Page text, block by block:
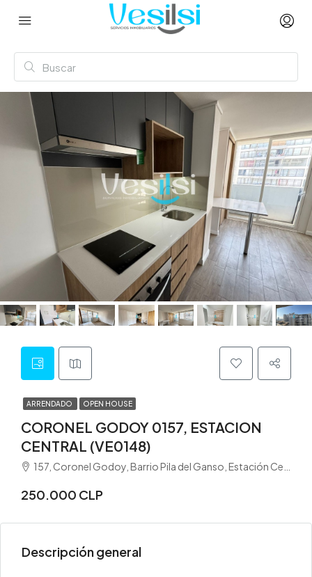
ARRENDADO OPEN HOUSE
CORONEL GODOY 0157, ESTACION
CENTRAL (VE0148)
157, Coronel Godoy, Barrio Pila del Ganso, Estación Central, Provincia de Santiago, Región Metropolitana de Santiago, 9160000, Chile
250.000 CLP
Descripción general